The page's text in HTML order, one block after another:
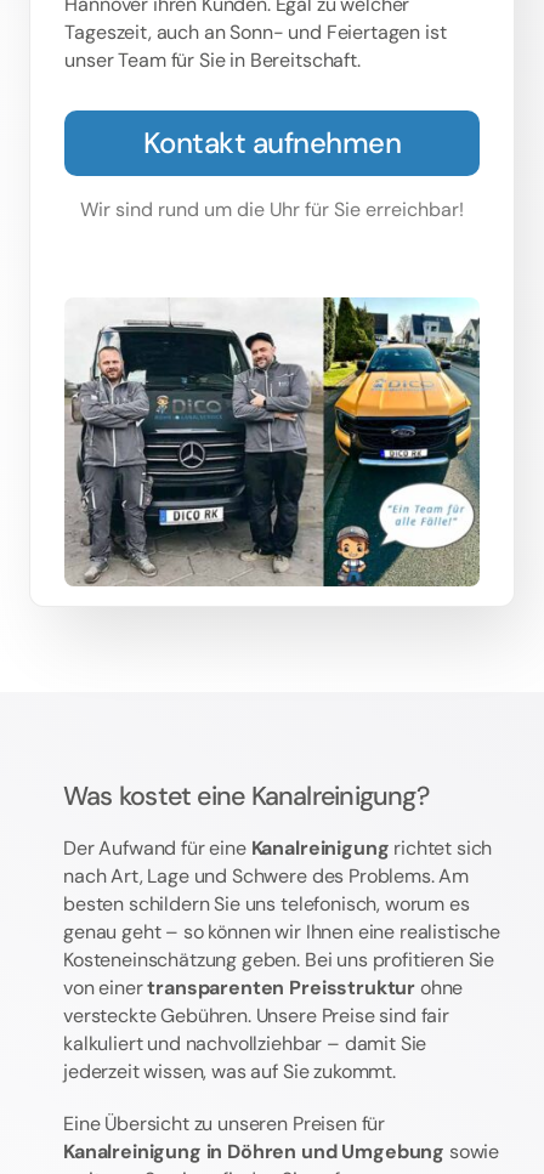
Tageszeit, auch an Sonn- und Feiertagen ist
unser Team für Sie in Bereitschaft.
Kontakt aufnehmen
Wir sind rund um die Uhr für Sie erreichbar!
Was kostet eine Kanalreinigung?
Der Aufwand für eine Kanalreinigung richtet sich
nach Art, Lage und Schwere des Problems. Am
besten schildern Sie uns telefonisch, worum es
genau geht – so können wir Ihnen eine realistische
Kosteneinschätzung geben. Bei uns profitieren Sie
von einertransparenten Preisstrukturohne
versteckte Gebühren. Unsere Preise sind fair
kalkuliert und nachvollziehbar – damit Sie
jederzeit wissen, was auf Sie zukommt.
Eine Übersicht zu unseren Preisen für
Kanalreinigung in Döhren und Umgebung sowie